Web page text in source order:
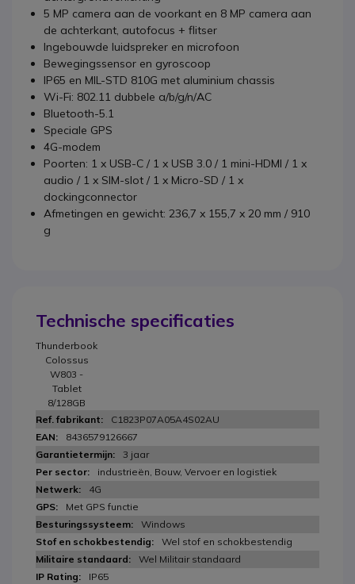
5 MP camera aan de voorkant en 8 MP camera aan
de achterkant, autofocus + flitser
Ingebouwde luidspreker en microfoon
Bewegingssensor en gyroscoop
IP65 en MIL-STD 810G met aluminium chassis
Wi-Fi: 802.11 dubbele a/b/g/n/AC
Bluetooth-5.1
Speciale GPS
4G-modem
Poorten: 1 x USB-C / 1 x USB 3.0 / 1 mini-HDMI / 1 x
audio / 1 x SIM-slot / 1 x Micro-SD / 1 x
dockingconnector
Afmetingen en gewicht: 236,7 x 155,7 x 20 mm / 910
g
Technische specificaties
Thunderbook
Colossus
W803 -
Tablet
8/128GB
C1823P07A05A4S02AU
8436579126667
3 jaar
industrieën, Bouw, Vervoer en logistiek
4G
Met GPS functie
Windows
Wel stof en schokbestendig
Wel Militair standaard
IP65